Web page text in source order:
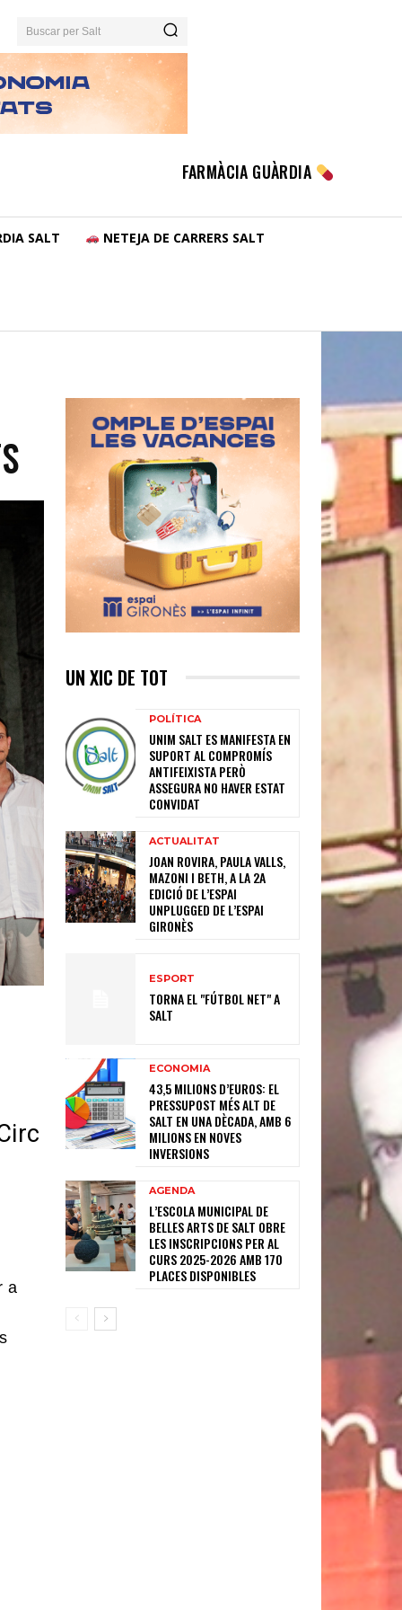
Buscar per Salt
FARMÀCIA GUÀRDIA
SALT NETEJA DE CARRERS SALT
a
UN XIC DE TOT
POLÍTICA
UNIM SALT ES MANIFESTA EN
SUPORT AL COMPROMÍS
ANTIFEIXISTA PERÒ
ASSEGURA NO HAVER ESTAT
CONVIDAT
ACTUALITAT
JOAN ROVIRA, PAULA VALLS,
MAZONI I BETH, A LA 2A
EDICIÓ DE L’ESPAI
UNPLUGGED DE L’ESPAI
GIRONÈS
ESPORT
TORNA EL "FÚTBOL NET" A
SALT
ECONOMIA
43,5 MILIONS D’EUROS: EL
PRESSUPOST MÉS ALT DE
SALT EN UNA DÈCADA, AMB 6
MILIONS EN NOVES
INVERSIONS
AGENDA
L’ESCOLA MUNICIPAL DE
BELLES ARTS DE SALT OBRE
LES INSCRIPCIONS PER AL
CURS 2025-2026 AMB 170
PLACES DISPONIBLES